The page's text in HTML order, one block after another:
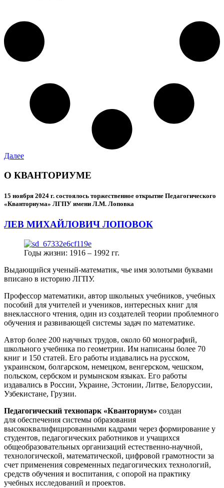
Далее
О КВАНТОРИУМЕ
15 ноября 2024 г. состоялось торжественное открытие Педагогического
«Кванториума» ЛГПУ имени Л.М. Лоповка
ЛЕВ МИХАЙЛОВИЧ ЛОПОВОК
Годы жизни: 1916 – 1992 гг.
Выдающийся ученый-математик, чье имя золотыми буквами
вписано в историю ЛГПУ.
Профессор математики, автор школьных учебников, учебных
пособий для учителей и учеников, интересных книг для
внеклассного чтения, один из создателей теории проблемного
обучения и развивающей системы задач по математике.
Автор более 200 научных трудов, около 60 монографий,
школьного учебника по геометрии. Им написаны более 70
книг и 150 статей. Его работы издавались на русском,
украинском, болгарском, немецком, венгерском, чешском,
польском, сербском и румынском языках. Его работы
издавались в России, Украине, Эстонии, Литве, Белоруссии,
Узбекистане, Грузии.
Педагогический технопарк «Кванториум» создан
для обеспечения системы образования
высококвалифицированными кадрами через формирование у
студентов, педагогических работников и учащихся
общеобразовательных организаций естественно-научной,
технологической, математической, цифровой грамотности за
счет применения современных педагогических технологий,
средств обучения и воспитания, с опорой на практику
учебных исследований и проектов.